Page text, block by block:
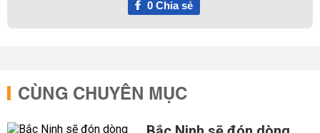
0Chia sẻ
CÙNG CHUYÊN MỤC